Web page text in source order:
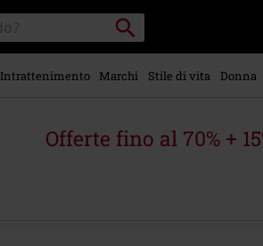
Cerca
Punto
di
ritiro
Intrattenimento Marchi Stile di vita Donna
Offerte fino al 70% +